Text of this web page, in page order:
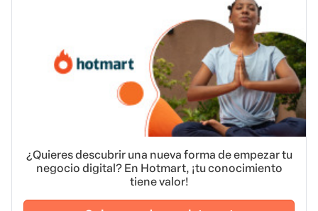
¿Quieres descubrir una nueva forma de empezar tu
negocio digital? En Hotmart, ¡tu conocimiento
tiene valor!